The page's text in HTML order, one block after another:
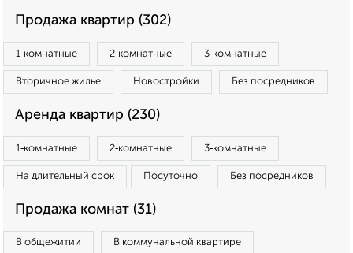
Продажа квартир (302)
1‑комнатные 2‑комнатные 3‑комнатные
Вторичное жилье Новостройки Без посредников
Аренда квартир (230)
1‑комнатные 2‑комнатные 3‑комнатные
На длительный срок Посуточно Без посредников
Продажа комнат (31)
В общежитии В коммунальной квартире